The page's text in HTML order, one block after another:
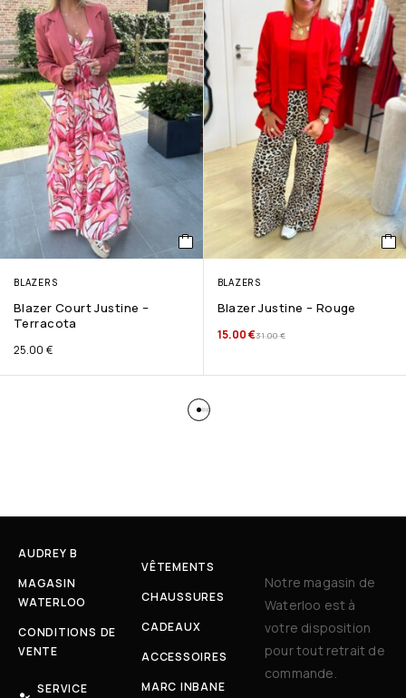
BLAZERS
Blazer Court Justine –
Terracota
25.00 €
BLAZERS
Blazer Justine – Rouge
31.00€
15.00€
AUDREY B
MAGASIN
WATERLOO
CONDITIONS DE
VENTE
SERVICE
VÊTEMENTS
CHAUSSURES
CADEAUX
ACCESSOIRES
MARC INBANE
Notre magasin de
Waterloo est à
votre disposition
pour tout retrait de
commande.